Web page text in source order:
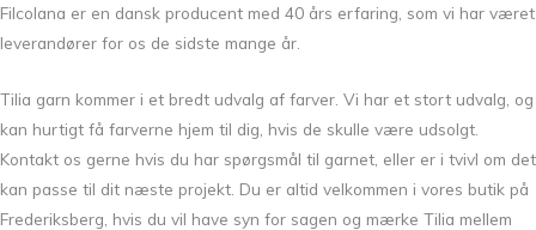
Filcolana er en dansk producent med 40 års erfaring, som vi har været
leverandører for os de sidste mange år.
Tilia garn kommer i et bredt udvalg af farver. Vi har et stort udvalg, og
kan hurtigt få farverne hjem til dig, hvis de skulle være udsolgt.
Kontakt os gerne hvis du har spørgsmål til garnet, eller er i tvivl om det
kan passe til dit næste projekt. Du er altid velkommen i vores butik på
Frederiksberg, hvis du vil have syn for sagen og mærke Tilia mellem